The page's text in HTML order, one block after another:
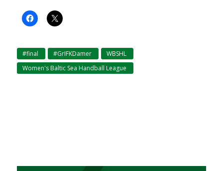
#final #GrIFKDamer WBSHL
Women's Baltic Sea Handball League